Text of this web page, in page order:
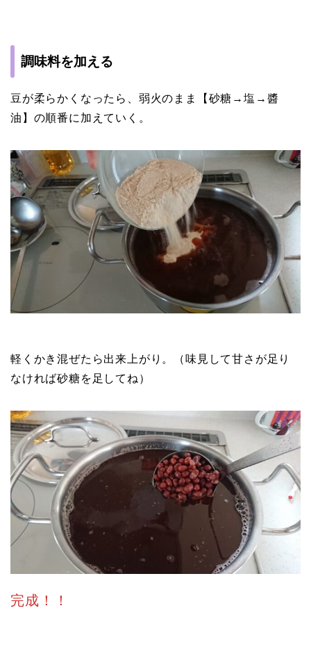
調味料を加える
豆が柔らかくなったら、弱火のまま【砂糖→塩→醬
油】の順番に加えていく。
軽くかき混ぜたら出来上がり。（味見して甘さが足り
なければ砂糖を足してね）
完成！！